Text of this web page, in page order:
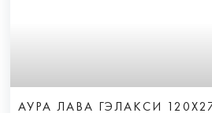
АУРА ЛАВА ГЭЛАКСИ